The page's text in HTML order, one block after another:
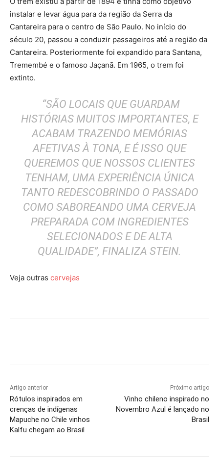
instalar e levar água para da região da Serra da
Cantareira para o centro de São Paulo. No início do
século 20, passou a conduzir passageiros até a região da
Cantareira. Posteriormente foi expandido para Santana,
Tremembé e o famoso Jaçanã. Em 1965, o trem foi
extinto.
“SÃO LOCAIS QUE GUARDAM
HISTÓRIAS MUITOS IMPORTANTES, E
ACABAM TRAZENDO MEMÓRIAS
AFETIVAS À TONA, E É ISSO QUE
QUEREMOS QUE NOSSOS CLIENTES
TENHAM, UMA EXPERIÊNCIA ÚNICA
TANTO REDESCOBRINDO O PASSADO
COMO SABOREANDO UMA CERVEJA
PREPARADA COM INGREDIENTES
SELECIONADOS E DE ALTA
QUALIDADE”, FINALIZA STEIN.
Veja outras cervejas
Artigo anterior
Rótulos inspirados em
crenças de indígenas
Mapuche no Chile vinhos
Kalfu chegam ao Brasil
Próximo artigo
Vinho chileno inspirado no
Novembro Azul é lançado no
Brasil